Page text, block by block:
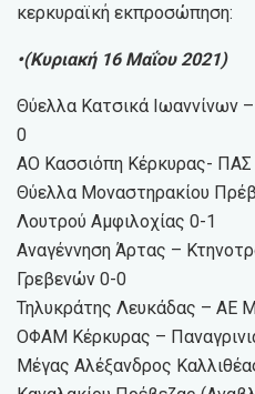
κερκυραϊκή εκπροσώπηση:
•(Κυριακή 16 Μαΐου 2021)
Θύελλα Κατσικά Ιωαννίνων
0
ΑΟ Κασσιόπη Κέρκυρας-
Θύελλα Μοναστηρακίου
Λουτρού Αμφιλοχίας 0-1
Αναγέννηση Άρτας –
Γρεβενών 0-0
Τηλυκράτης Λευκάδας – ΑΕ
ΟΦΑΜ Κέρκυρας –
Μέγας Αλέξανδρος